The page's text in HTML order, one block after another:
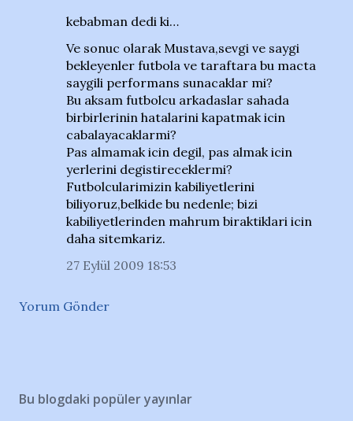
kebabman dedi ki…
Ve sonuc olarak Mustava,sevgi ve saygi
bekleyenler futbola ve taraftara bu macta
saygili performans sunacaklar mi?
Bu aksam futbolcu arkadaslar sahada
birbirlerinin hatalarini kapatmak icin
cabalayacaklarmi?
Pas almamak icin degil, pas almak icin
yerlerini degistireceklermi?
Futbolcularimizin kabiliyetlerini
biliyoruz,belkide bu nedenle; bizi
kabiliyetlerinden mahrum biraktiklari icin
daha sitemkariz.
27 Eylül 2009 18:53
Yorum Gönder
Bu blogdaki popüler yayınlar